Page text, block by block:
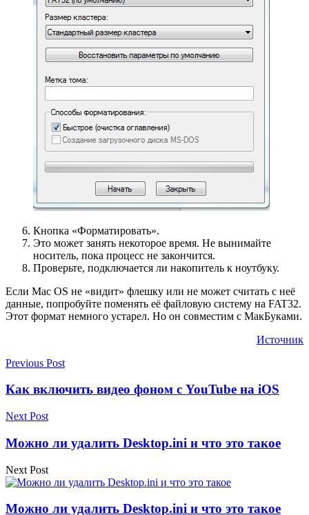
Кнопка «Форматировать».
Это может занять некоторое время. Не вынимайте
носитель, пока процесс не закончится.
Проверьте, подключается ли накопитель к ноутбуку.
Если Mac OS не «видит» флешку или не может считать с неё
данные, попробуйте поменять её файловую систему на FAT32.
Этот формат немного устарел. Но он совместим с МакБуками.
Источник
Previous Post
Как включить видео фоном с YouTube на iOS
Next Post
Можно ли удалить Desktop.ini и что это такое
Next Post
Можно ли удалить Desktop.ini и что это такое